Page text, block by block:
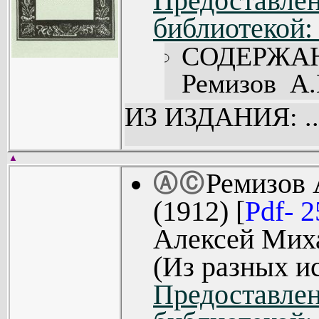
* Ремизов А.М._ Шумы города.(1921).pdf
*Remizov_A.M.__Bedovaya_dolya.(1911).[pdf].zip
*Remizov_A.M.__Chto_est'_tabak.(1983).[pdf].zip
*Remizov_A.M.__Pyataya_yazva.[pdf].zip
Ремизов
моей
табак.
ИЗ ИЗДАНИЯ:
▲
ⒶⒸ
(1912) [Pdf-
Алексей
(Из разных